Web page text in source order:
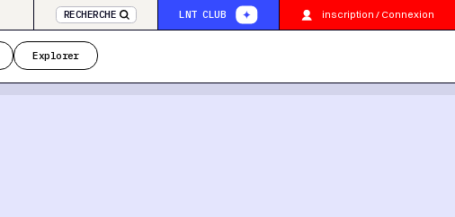
RECHERCHE LNT CLUB inscription / Connexion
Explorer